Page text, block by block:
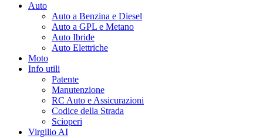
Auto
Auto a Benzina e Diesel
Auto a GPL e Metano
Auto Ibride
Auto Elettriche
Moto
Info utili
Patente
Manutenzione
RC Auto e Assicurazioni
Codice della Strada
Scioperi
Virgilio AI